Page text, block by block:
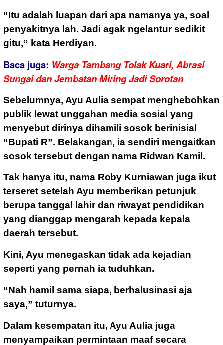
“Itu adalah luapan dari apa namanya ya, soal
penyakitnya lah. Jadi agak ngelantur sedikit
gitu,” kata Herdiyan.
Baca juga: Warga Tambang Tolak Kuari, Abrasi
Sungai dan Jembatan Miring Jadi Sorotan
Sebelumnya, Ayu Aulia sempat menghebohkan
publik lewat unggahan media sosial yang
menyebut dirinya dihamili sosok berinisial
“Bupati R”. Belakangan, ia sendiri mengaitkan
sosok tersebut dengan nama Ridwan Kamil.
Tak hanya itu, nama Roby Kurniawan juga ikut
terseret setelah Ayu memberikan petunjuk
berupa tanggal lahir dan riwayat pendidikan
yang dianggap mengarah kepada kepala
daerah tersebut.
Kini, Ayu menegaskan tidak ada kejadian
seperti yang pernah ia tuduhkan.
“Nah hamil sama siapa, berhalusinasi aja
saya,” tuturnya.
Dalam kesempatan itu, Ayu Aulia juga
menyampaikan permintaan maaf secara